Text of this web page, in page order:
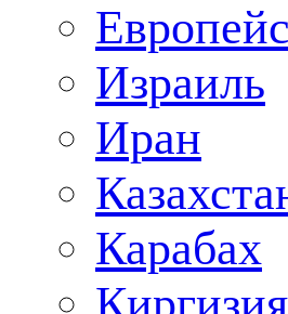
Израиль
Иран
Карабах